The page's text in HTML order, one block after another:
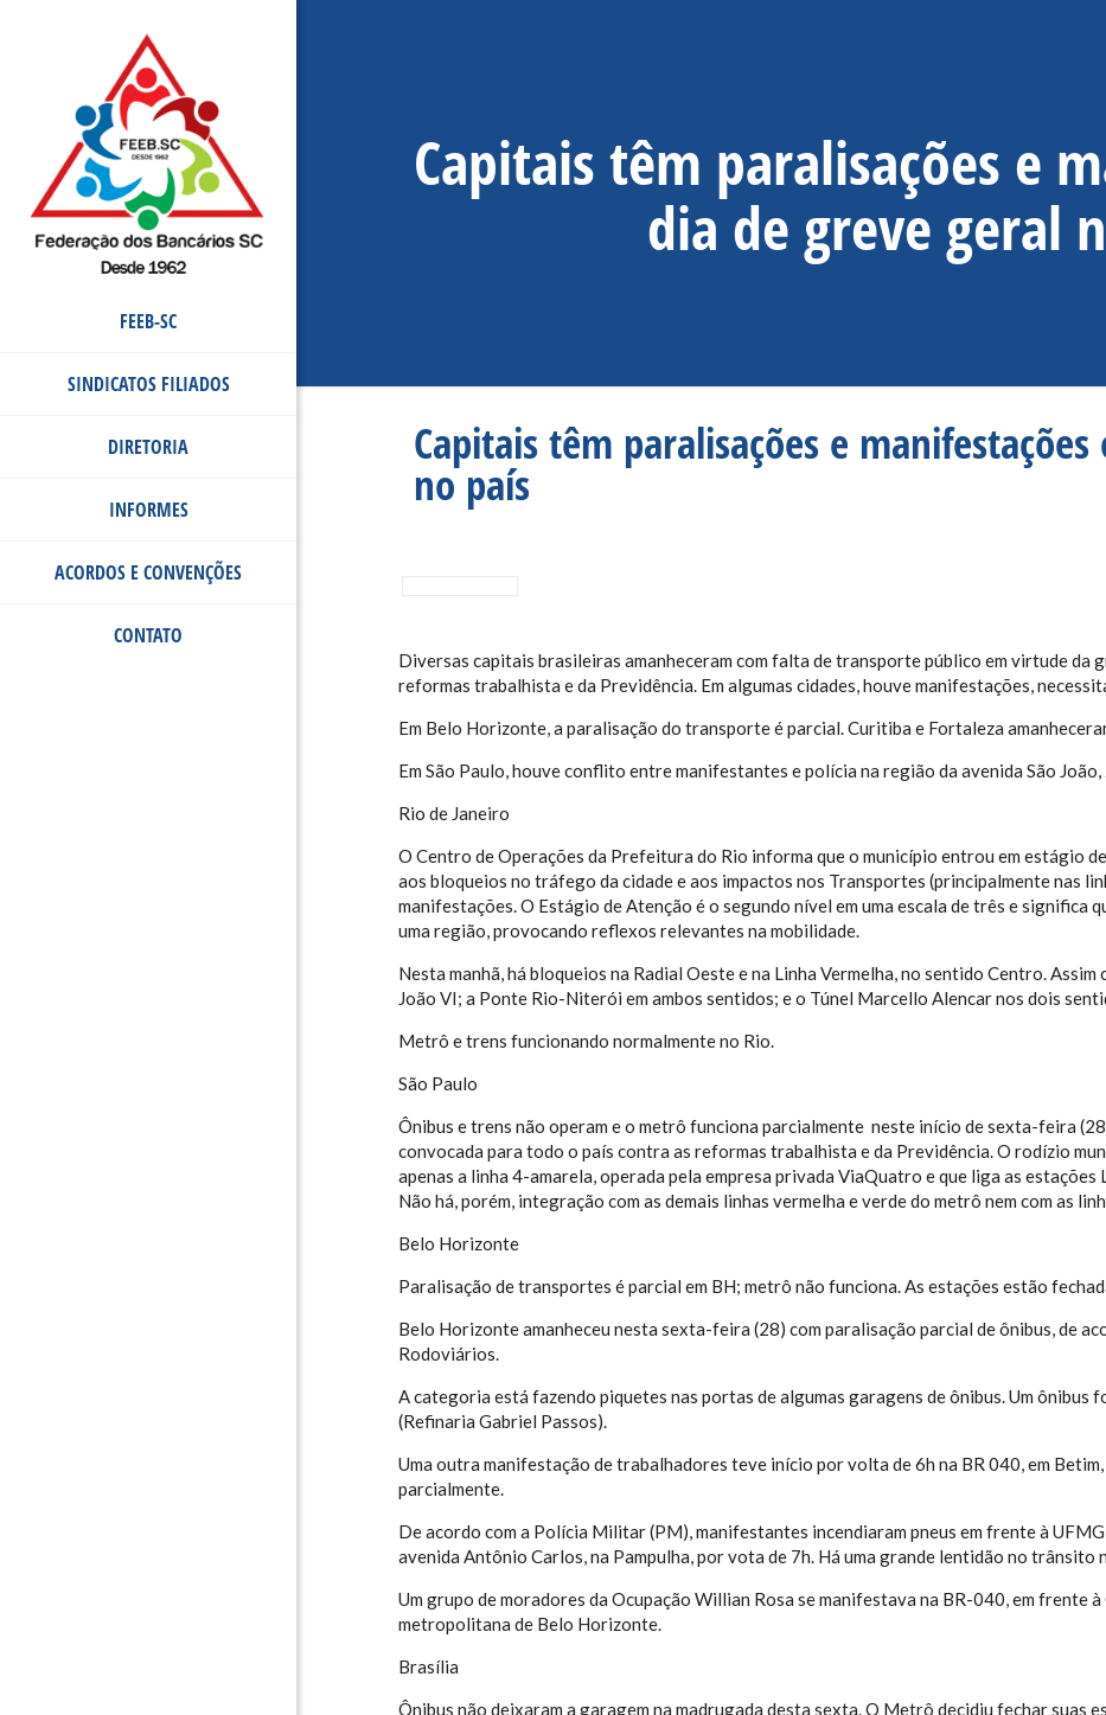
FEEB-SC
SINDICATOS FILIADOS
DIRETORIA
INFORMES
ACORDOS E CONVENÇÕES
CONTATO
Capitais têm paralisações e
dia de greve geral
Capitais têm paralisações e
no país
Diversas capitais brasileiras amanheceram com falta de transporte público em virtude da
reformas trabalhista e da Previdência. Em algumas cidades, houve manifestações,
Em Belo Horizonte, a paralisação do transporte é parcial. Curitiba e Fortaleza
Em São Paulo, houve conflito entre manifestantes e polícia na região da avenida São
Rio de Janeiro
O Centro de Operações da Prefeitura do Rio informa que o município entrou em estágio
aos bloqueios no tráfego da cidade e aos impactos nos Transportes (principalmente nas
manifestações. O Estágio de Atenção é o segundo nível em uma escala de três e significa
uma região, provocando reflexos relevantes na mobilidade.
Nesta manhã, há bloqueios na Radial Oeste e na Linha Vermelha, no sentido Centro.
João VI; a Ponte Rio-Niterói em ambos sentidos; e o Túnel Marcello Alencar nos dois
Metrô e trens funcionando normalmente no Rio.
São Paulo
Ônibus e trens não operam e o metrô funciona parcialmente neste início de sexta-feira
convocada para todo o país contra as reformas trabalhista e da Previdência. O rodízio
apenas a linha 4-amarela, operada pela empresa privada ViaQuatro e que liga as
Não há, porém, integração com as demais linhas vermelha e verde do metrô nem com as
Belo Horizonte
Paralisação de transportes é parcial em BH; metrô não funciona. As estações estão
Belo Horizonte amanheceu nesta sexta-feira (28) com paralisação parcial de ônibus, de
Rodoviários.
A categoria está fazendo piquetes nas portas de algumas garagens de ônibus. Um ônibus
(Refinaria Gabriel Passos).
Uma outra manifestação de trabalhadores teve início por volta de 6h na BR 040, em
parcialmente.
De acordo com a Polícia Militar (PM), manifestantes incendiaram pneus em frente à
avenida Antônio Carlos, na Pampulha, por vota de 7h. Há uma grande lentidão no trânsito
Um grupo de moradores da Ocupação Willian Rosa se manifestava na BR-040, em frente
metropolitana de Belo Horizonte.
Brasília
Ônibus não deixaram a garagem na madrugada desta sexta. O Metrô decidiu fechar suas